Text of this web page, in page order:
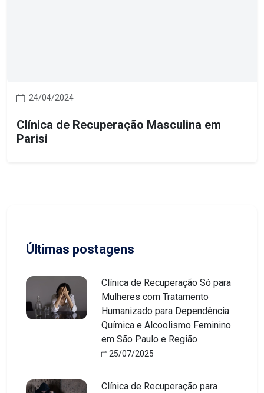
24/04/2024
Clínica de Recuperação Masculina em
Parisi
Últimas postagens
Clínica de Recuperação Só para
Mulheres com Tratamento
Humanizado para Dependência
Química e Alcoolismo Feminino
em São Paulo e Região
25/07/2025
Clínica de Recuperação para